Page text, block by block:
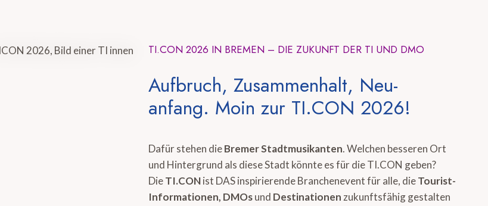
TI.CON 2026 IN BREMEN – DIE ZUKUNFT DER TI UND DMO
Aufbruch, Zusammenhalt, Neu-
anfang. Moin zur TI.CON 2026!
Dafür stehen dieBremer Stadtmusikanten. Welchen besseren Ort
und Hintergrund als diese Stadt könnte es für die TI.CON geben?
DieTI.CONist DAS inspirierende Branchenevent für alle, dieTourist-
Informationen, DMOsund Destinationen zukunftsfähig gestalten